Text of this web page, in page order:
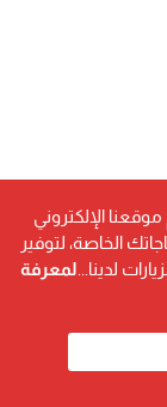
موعد صرف
الإلكتروني
الخاصة، لتوفير
لدينا... لمعرفة